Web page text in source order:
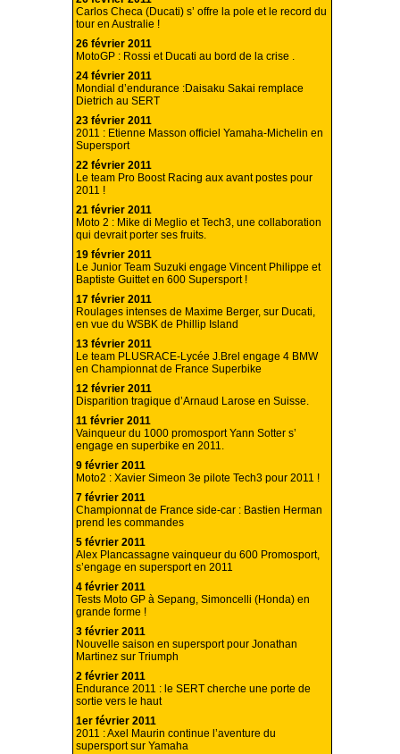
Carlos Checa (Ducati) s’ offre la pole et le record du
tour en Australie !
26 février 2011
MotoGP : Rossi et Ducati au bord de la crise .
24 février 2011
Mondial d’endurance :Daisaku Sakai remplace
Dietrich au SERT
23 février 2011
2011 : Etienne Masson officiel Yamaha-Michelin en
Supersport
22 février 2011
Le team Pro Boost Racing aux avant postes pour
2011 !
21 février 2011
Moto 2 : Mike di Meglio et Tech3, une collaboration
qui devrait porter ses fruits.
19 février 2011
Le Junior Team Suzuki engage Vincent Philippe et
Baptiste Guittet en 600 Supersport !
17 février 2011
Roulages intenses de Maxime Berger, sur Ducati,
en vue du WSBK de Phillip Island
13 février 2011
Le team PLUSRACE-Lycée J.Brel engage 4 BMW
en Championnat de France Superbike
12 février 2011
Disparition tragique d’Arnaud Larose en Suisse.
11 février 2011
Vainqueur du 1000 promosport Yann Sotter s’
engage en superbike en 2011.
9 février 2011
Moto2 : Xavier Simeon 3e pilote Tech3 pour 2011 !
7 février 2011
Championnat de France side-car : Bastien Herman
prend les commandes
5 février 2011
Alex Plancassagne vainqueur du 600 Promosport,
s’engage en supersport en 2011
4 février 2011
Tests Moto GP à Sepang, Simoncelli (Honda) en
grande forme !
3 février 2011
Nouvelle saison en supersport pour Jonathan
Martinez sur Triumph
2 février 2011
Endurance 2011 : le SERT cherche une porte de
sortie vers le haut
1er février 2011
2011 : Axel Maurin continue l’aventure du
supersport sur Yamaha